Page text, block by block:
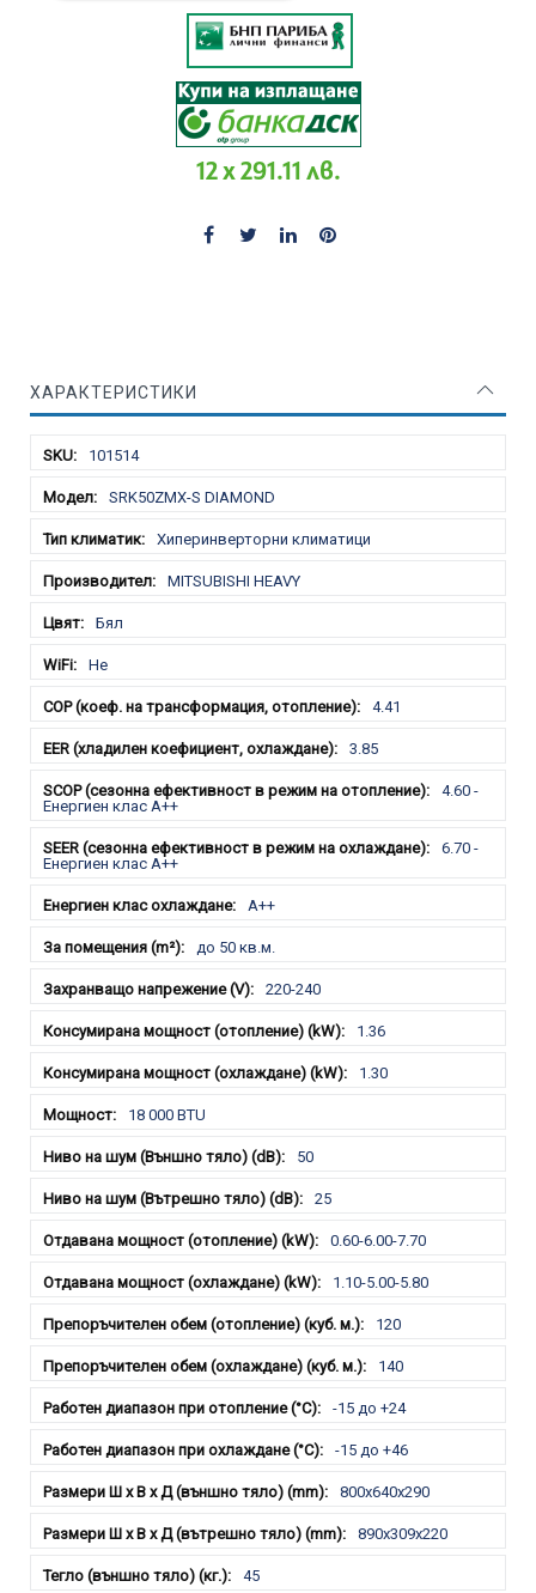
12 x 291.11 лв.
ХАРАКТЕРИСТИКИ
101514
SRK50ZMX-S DIAMOND
Хиперинверторни климатици
MITSUBISHI HEAVY
Бял
Не
4.41
3.85
4.60 -
Енергиен клас А++
6.70 -
Енергиен клас А++
A++
до 50 кв.м.
220-240
1.36
1.30
18 000 BTU
50
25
0.60-6.00-7.70
1.10-5.00-5.80
120
140
-15 до +24
-15 до +46
800x640x290
890x309x220
45